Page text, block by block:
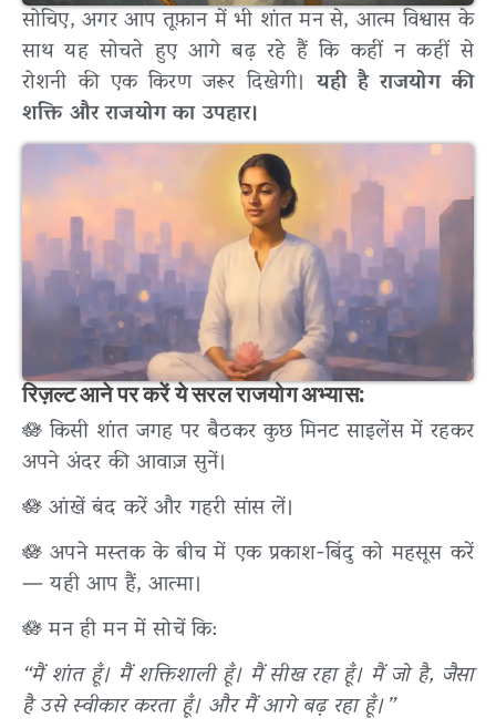
सोचिए, अगर आप तूफ़ान में भी शांत मन से, आत्म विश्वास के
साथ यह सोचते हुए आगे बढ़ रहे हैं कि कहीं न कहीं से
रोशनी की एक किरण जरूर दिखेगी।यही है राजयोग की
शक्ति और राजयोग का उपहार।
रिज़ल्ट आने पर करें ये सरल राजयोग अभ्यास:
🪷 किसी शांत जगह पर बैठकर कुछ मिनट साइलेंस में रहकर
अपने अंदर की आवाज़ सुनें।
🪷 आंखें बंद करें और गहरी सांस लें।
🪷 अपने मस्तक के बीच में एक प्रकाश-बिंदु को महसूस करें
— यही आप हैं, आत्मा।
🪷 मन ही मन में सोचें कि:
“मैं शांत हूँ। मैं शक्तिशाली हूँ। मैं सीख रहा हूँ। मैं जो है, जैसा
है उसे स्वीकार करता हूँ। और मैं आगे बढ़ रहा हूँ।”